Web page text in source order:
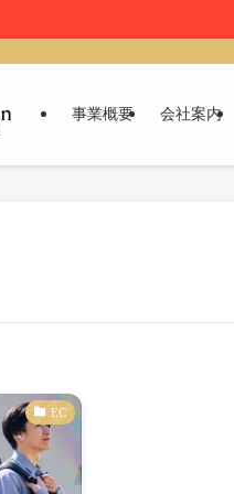
事業概要 会社案内
EC